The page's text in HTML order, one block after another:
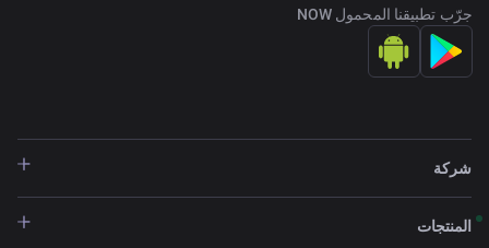
جرّب تطبيقنا المحمول NOW
شركة
المنتجات